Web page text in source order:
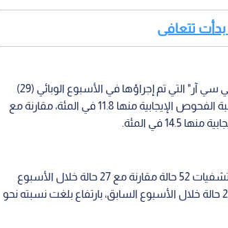
بدأت تتعافى
وقالت وزارة الصحة، في تقريرها الأسبوعي، إن عدد فحوصات "بي سي آر" التي تم إجراؤها في الأسبوع الوبائي (29)
ارتفع بواقع 138 في المئة، بواقع 40,380 فحصا مخبريا، بلغت نسبة الفحوص الإيجابية منها 11.8 في المئة، مقارنة مع
وكشف التقرير أن عدد الحالات التي تتلقى العلاج حاليا في المستشفيات 52 حالة مقارنة مع 27 حالة خلال الأسبوع
السابق، كما تبلغ عدد الحالات النشطة 3896 حالة مقارنة مع 2231 حالة خلال الأسبوع السابق، بارتفاع بلغت نسبته نحو